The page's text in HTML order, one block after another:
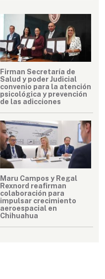
Firman Secretaría de
Salud y poder Judicial
convenio para la atención
psicológica y prevención
de las adicciones
Maru Campos y Regal
Rexnord reafirman
colaboración para
impulsar crecimiento
aeroespacial en
Chihuahua